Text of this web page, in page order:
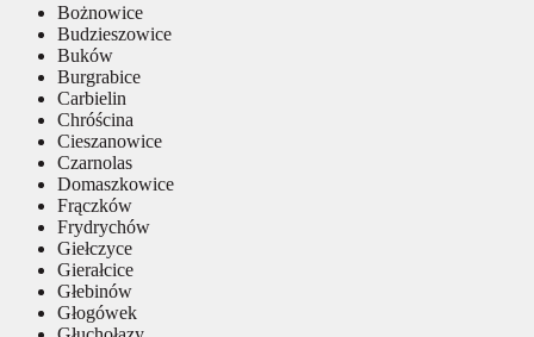
Bożnowice
Budzieszowice
Buków
Burgrabice
Carbielin
Chróścina
Cieszanowice
Czarnolas
Domaszkowice
Frączków
Frydrychów
Giełczyce
Gierałcice
Głebinów
Głogówek